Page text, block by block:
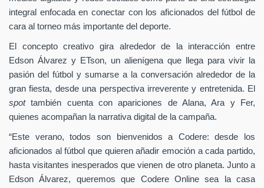
integral enfocada en conectar con los aficionados del fútbol de
cara al torneo más importante del deporte.
El concepto creativo gira alrededor de la interacción entre
Edson Álvarez y ETson, un alienígena que llega para vivir la
pasión del fútbol y sumarse a la conversación alrededor de la
gran fiesta, desde una perspectiva irreverente y entretenida. El
spottambién cuenta con apariciones de Alana, Ara y Fer,
quienes acompañan la narrativa digital de la campaña.
“Este verano, todos son bienvenidos a Codere: desde los
aficionados al fútbol que quieren añadir emoción a cada partido,
hasta visitantes inesperados que vienen de otro planeta. Junto a
Edson Álvarez, queremos que Codere Online sea la casa